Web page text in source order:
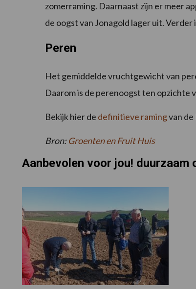
zomerraming. Daarnaast zijn er meer
de oogst van Jonagold lager uit.
Peren
Het gemiddelde vruchtgewicht van
Daarom is de perenoogst ten opzichte
Bekijk hier de definitieve ramingvan
Bron:Groenten en Fruit Huis
Aanbevolen voor jou! duurzaam